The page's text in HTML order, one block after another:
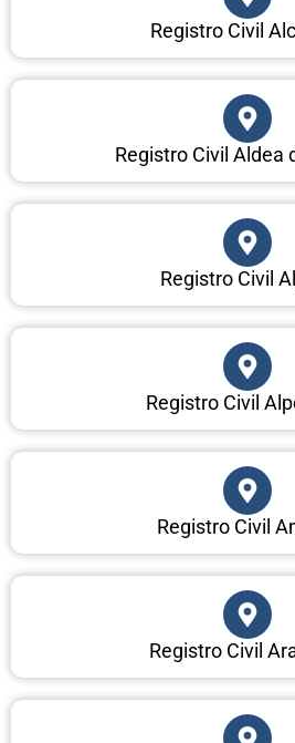
Registro Civil
Registro Civil Aldea
Registro Civil
Registro Civil
Registro Civil
Registro Civil